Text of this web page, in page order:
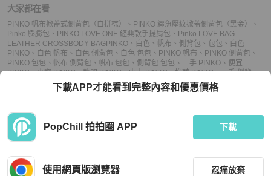
大家都在看
PINKO 帆布掀蓋式側背包（白拼棕） 、 PINKO 鱷魚壓紋掀蓋側背包（黑金）
、
Pinko 膨膨包 、 PINKO LOVE ONE 經典款手提肩包 、 Pinko LOVE BAG
LEATHER CROSSBODY BAGPINKO 、 白色 、 帆布 、 側背包 、 包包 、 白色
PINKO 、 白色 帆布 、 白色 側背包 、 白色 包包 、 PINKO 帆布 、 PINKO 側背包 、
PINKO 包包 、 帆布 側背包 、 帆布 包包 、 側背包 包包 、 二手 PINKO 、 便宜
PINKO、小資 PINKO、熱門 PINKO、中古 PINKO、推薦 PINKO、二手 側背
便宜 側背包、小資 側背包、熱門 側背包 、 中古 側背包、推薦 側背包
便宜 包包 、小資 包包、熱門 包包、中古 包包、推薦 包包
下載APP才能看到完整內容和優惠價格
PopChill 拍拍圈 APP 下載
使用網頁版瀏覽器 忍痛放棄